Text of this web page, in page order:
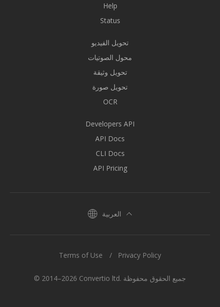
Help
Status
تحويل الفيديو
محول الصوتيات
تحويل وثيقة
تحويل صورة
OCR
Developers API
API Docs
CLI Docs
API Pricing
العربية
© 2014–2026 Convertio ltd. جميع الحقوق محفوظة
Terms of Use Privacy Policy